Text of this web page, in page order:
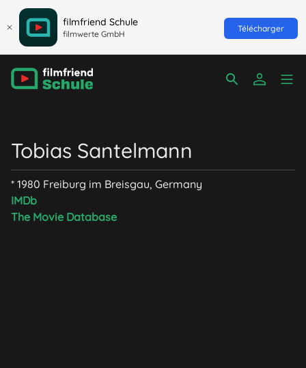
filmfriend Schule
filmwerte GmbH
Télécharger
Tobias Santelmann
* 1980 Freiburg im Breisgau, Germany
IMDb
The Movie Database